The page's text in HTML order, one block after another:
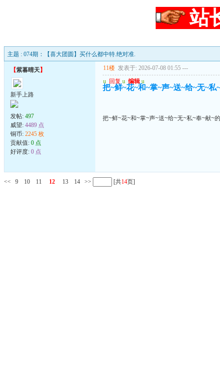
站
主题 : 074期：【喜大团圆】买什么都中特.绝对准.
【紫暮晴天】
新手上路
发帖: 497
威望: 4489 点
铜币: 2245 枚
贡献值: 0 点
好评度: 0 点
11楼 发表于: 2026-07-08 01:55 ---
u 回复 u 编辑 u
把~鲜~花~和~掌~声~送~给~无~私
把~鲜~花~和~掌~声~送~给~无~私~奉~献~
<< 9 10 11 12 13 14 >> [共14页]